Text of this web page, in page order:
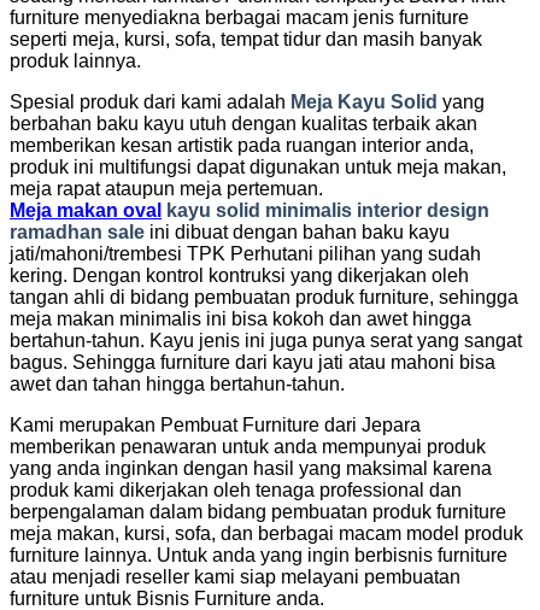
furniture menyediakna berbagai macam jenis furniture
seperti meja, kursi, sofa, tempat tidur dan masih banyak
produk lainnya.
Spesial produk dari kami adalah Meja Kayu Solid yang
berbahan baku kayu utuh dengan kualitas terbaik akan
memberikan kesan artistik pada ruangan interior anda,
produk ini multifungsi dapat digunakan untuk meja makan,
meja rapat ataupun meja pertemuan.
Meja makan oval
kayu solid minimalis interior design
ramadhan sale ini dibuat dengan bahan baku kayu
jati/mahoni/trembesi TPK Perhutani pilihan yang sudah
kering. Dengan kontrol kontruksi yang dikerjakan oleh
tangan ahli di bidang pembuatan produk furniture, sehingga
meja makan minimalis ini bisa kokoh dan awet hingga
bertahun-tahun. Kayu jenis ini juga punya serat yang sangat
bagus. Sehingga furniture dari kayu jati atau mahoni bisa
awet dan tahan hingga bertahun-tahun.
Kami merupakan Pembuat Furniture dari Jepara
memberikan penawaran untuk anda mempunyai produk
yang anda inginkan dengan hasil yang maksimal karena
produk kami dikerjakan oleh tenaga professional dan
berpengalaman dalam bidang pembuatan produk furniture
meja makan, kursi, sofa, dan berbagai macam model produk
furniture lainnya. Untuk anda yang ingin berbisnis furniture
atau menjadi reseller kami siap melayani pembuatan
furniture untuk Bisnis Furniture anda.